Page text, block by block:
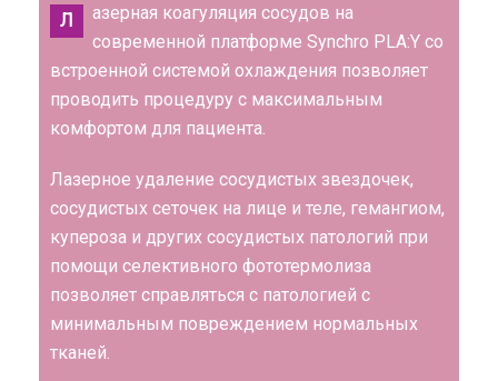
Л
азерная коагуляция сосудов на
современной платформе Synchro PLA:Y со
встроенной системой охлаждения позволяет
проводить процедуру с максимальным
комфортом для пациента.
Лазерное удаление сосудистых звездочек,
сосудистых сеточек на лице и теле, гемангиом,
купероза и других сосудистых патологий при
помощи селективного фототермолиза
позволяет справляться с патологией с
минимальным повреждением нормальных
тканей.